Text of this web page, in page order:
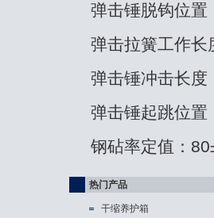
弹击锤脱钩位置
弹击拉簧工作
弹击锤冲击长度
弹击锤起跳位置
钢砧率定值：
热门产品
干缩养护箱